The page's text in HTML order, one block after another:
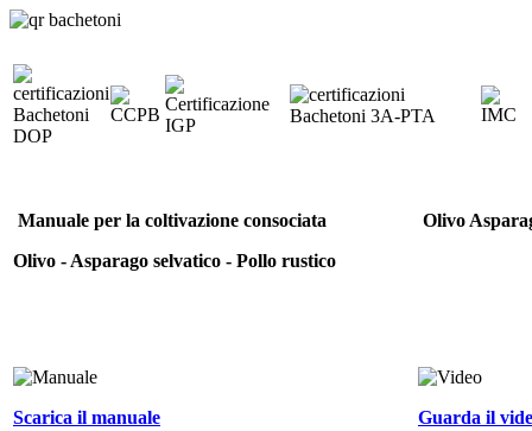
Manuale per la coltivazione consociata
Olivo - Asparago selvatico - Pollo rustico
Olivo
Scarica il manuale Guarda il